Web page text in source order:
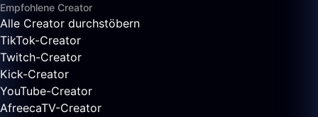
Empfohlene Creator
Alle Creator durchstöbern
TikTok-Creator
Twitch-Creator
Kick-Creator
YouTube-Creator
AfreecaTV-Creator